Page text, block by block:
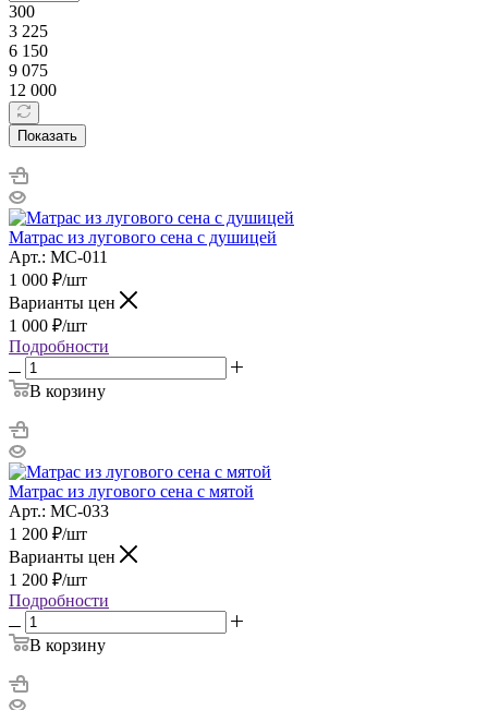
300
3 225
6 150
9 075
12 000
Показать
Матрас из лугового сена с душицей
Арт.: МС-011
1 000 ₽/шт
Варианты цен
1 000 ₽/шт
Подробности
В корзину
Матрас из лугового сена с мятой
Арт.: МС-033
1 200 ₽/шт
Варианты цен
1 200 ₽/шт
Подробности
В корзину